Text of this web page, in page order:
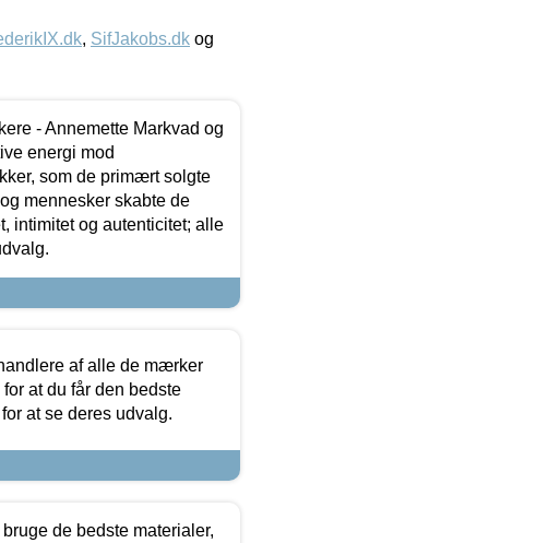
, SifJakobs.dk og
- Annemette Markvad og
energi mod
som de primært solgte
mennesker skabte de
intimitet og autenticitet; alle
af alle de mærker
at du får den bedste
at se deres udvalg.
de bedste materialer,